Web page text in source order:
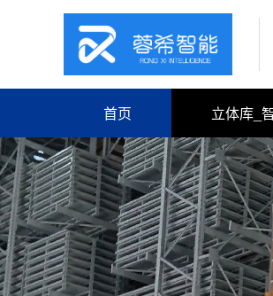
首页 立体库_